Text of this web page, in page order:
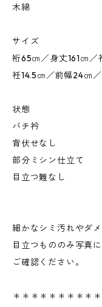
木綿
サイズ
裄65㎝／身丈161㎝／
衽14.5㎝／前幅24㎝
状態
バチ衿
背伏せなし
部分ミシン仕立て
目立つ難なし
細かなシミ汚れやダ
目立つもののみ写真
ご確認ください。
＊＊＊＊＊＊＊＊＊